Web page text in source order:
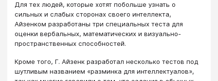
Для тех людей, которые хотят побольше узнать о
сильных и слабых сторонах своего интеллекта,
Айзенком разработаны три специальных теста для
оценки вербальных, математических и визуально-
пространственных способностей.
Кроме того, Г. Айзенк разработал несколько тестов под
шутливым названием «разминка для интеллектуалов»,